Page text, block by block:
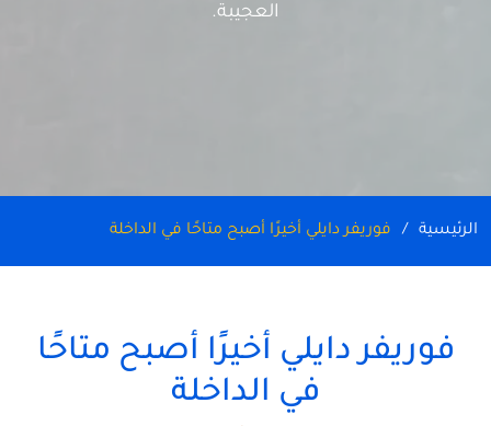
العجيبة.
الرئيسية فوريفر دايلي أخيرًا أصبح متاحًا في الداخلة
فوريفر دايلي أخيرًا أصبح متاحًا
في الداخلة